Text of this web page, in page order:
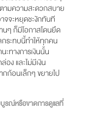
ามความสะดวกสบาย
จจะหยุดชะงักทันที
ๆ ก็มีโอกาสโดนยึด
ระทบนี้ทำให้ทุกคน
ะทางการเงินนั้น
ง และไม่มีเงิน
ก้อนเล็กๆ ขยายไป
รณ์หรือขาดการดูแลที่